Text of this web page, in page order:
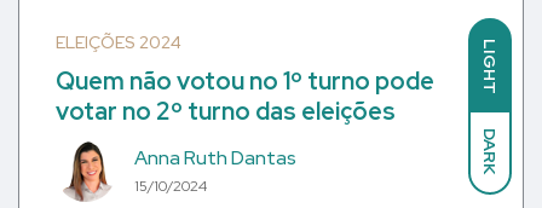
LIGHT
DARK
ELEIÇÕES 2024
Quem não votou no 1º turno pode
votar no 2º turno das eleições
Anna Ruth Dantas
15/10/2024